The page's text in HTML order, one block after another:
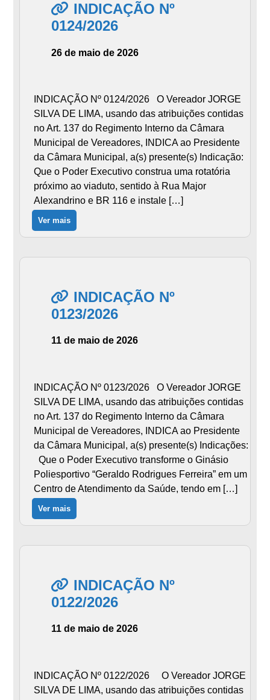
INDICAÇÃO Nº
0124/2026
26 de maio de 2026
INDICAÇÃO Nº 0124/2026 O Vereador JORGE
SILVA DE LIMA, usando das atribuições contidas
no Art. 137 do Regimento Interno da Câmara
Municipal de Vereadores, INDICA ao Presidente
da Câmara Municipal, a(s) presente(s) Indicação:
Que o Poder Executivo construa uma rotatória
próximo ao viaduto, sentido à Rua Major
Alexandrino e BR 116 e instale […]
Ver mais
INDICAÇÃO Nº
0123/2026
11 de maio de 2026
INDICAÇÃO Nº 0123/2026 O Vereador JORGE
SILVA DE LIMA, usando das atribuições contidas
no Art. 137 do Regimento Interno da Câmara
Municipal de Vereadores, INDICA ao Presidente
da Câmara Municipal, a(s) presente(s) Indicações:
Que o Poder Executivo transforme o Ginásio
Poliesportivo “Geraldo Rodrigues Ferreira” em um
Centro de Atendimento da Saúde, tendo em […]
Ver mais
INDICAÇÃO Nº
0122/2026
11 de maio de 2026
INDICAÇÃO Nº 0122/2026 O Vereador JORGE
SILVA DE LIMA, usando das atribuições contidas